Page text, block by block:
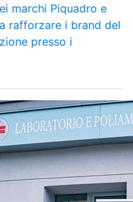
marchi Piquadro e
rafforzare i brand del
presso i